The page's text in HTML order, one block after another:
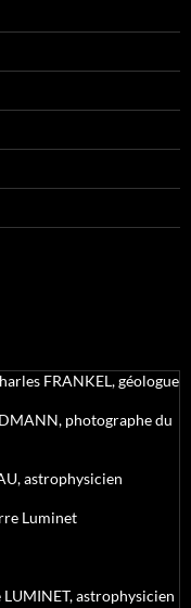
FRANKEL, géologue
photographe du
astrophysicien
Luminet
LUMINET, astrophysicien